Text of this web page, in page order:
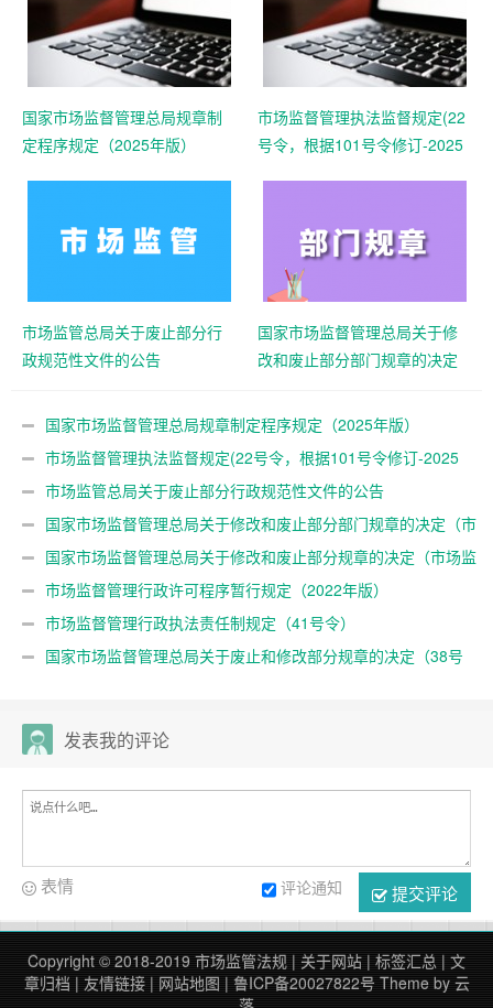
国家市场监督管理总局规章制
定程序规定（2025年版）
市场监督管理执法监督规定(22
号令，根据101号令修订-2025
市场监管总局关于废止部分行
政规范性文件的公告
国家市场监督管理总局关于修
改和废止部分部门规章的决定
国家市场监督管理总局规章制定程序规定（2025年版）
市场监督管理执法监督规定(22号令，根据101号令修订-2025
年) 市场监管总局关于废止部分行政规范性文件的公告
国家市场监督管理总局关于修改和废止部分部门规章的决定（市
场监管总局61号令）
国家市场监督管理总局关于修改和废止部分规章的决定（市场监
管总局令第55号）
市场监督管理行政许可程序暂行规定（2022年版）
市场监督管理行政执法责任制规定（41号令）
国家市场监督管理总局关于废止和修改部分规章的决定（38号
发表我的评论
提交评论
评论通知
表情
Copyright © 2018-2019 市场监管法规 | 关于网站 | 标签汇总 | 文
章归档 | 友情链接| 网站地图 | 鲁ICP备20027822号 Theme by 云